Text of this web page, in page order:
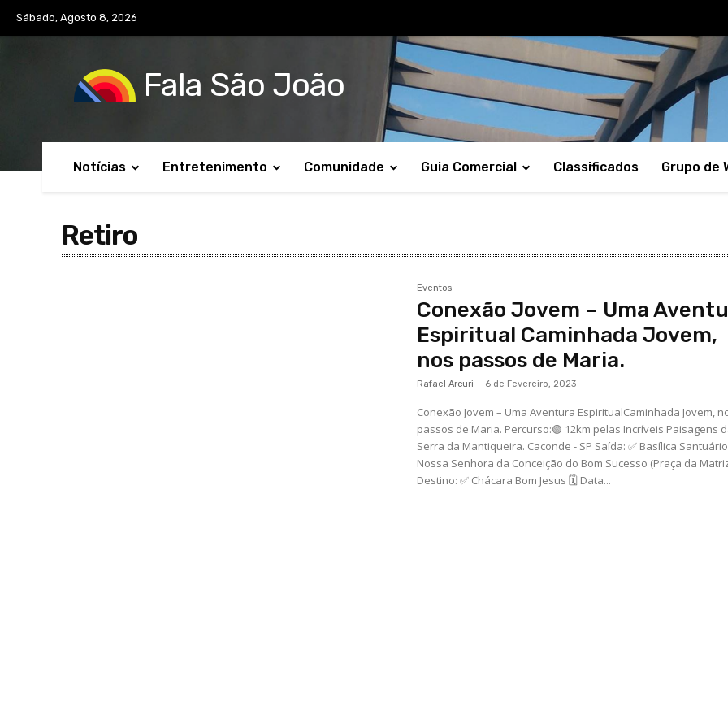
Sábado, Agosto 8, 2026
Fala São João
Notícias Entretenimento Comunidade Guia Comercial Classificados Grupo de
Retiro
Eventos
Conexão Jovem – Uma
Espiritual Caminhada Jovem,
nos passos de Maria.
Rafael Arcuri - 6 de Fevereiro, 2023
Conexão Jovem – Uma Aventura EspiritualCaminhada Jovem,
passos de Maria. Percurso:🟢 12km pelas Incríveis Paisagens da
Serra da Mantiqueira. Caconde - SP Saída: ✅ Basílica Santuário
Nossa Senhora da Conceição do Bom Sucesso (Praça da
Destino: ✅ Chácara Bom Jesus 🗓 Data...